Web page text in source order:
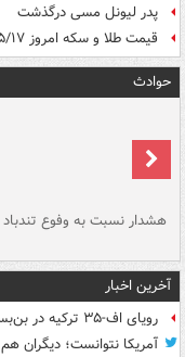
پدر لیونل مسی درگذشت
قیمت طلا و سکه امروز ۱۴۰۵/۰۵/۱۷
حوادث
هشدار نسبت به وفوع تندباد
آخرین اخبار
رویای اف-۳۵ ترکیه در بن‌بست
آمریکا نتوانست؛ دیگران